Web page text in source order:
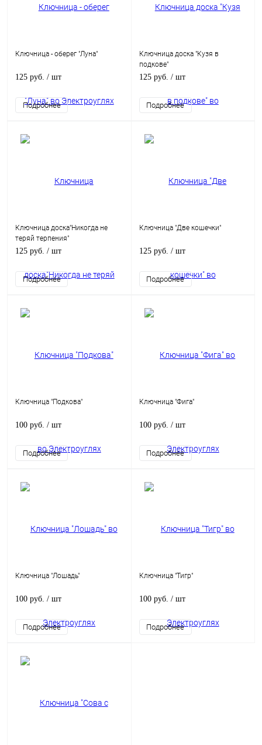
Ключница - оберег "Луна"
125 руб. / шт
Подробнее
Ключница доска "Кузя в
подкове"
125 руб. / шт
Подробнее
Ключница доска"Никогда не
теряй терпения"
125 руб. / шт
Подробнее
Ключница "Две кошечки"
125 руб. / шт
Подробнее
Ключница "Подкова"
100 руб. / шт
Подробнее
Ключница "Фига"
100 руб. / шт
Подробнее
Ключница "Лошадь"
100 руб. / шт
Подробнее
Ключница "Тигр"
100 руб. / шт
Подробнее